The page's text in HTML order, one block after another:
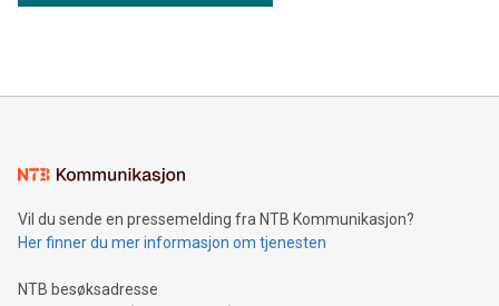
Vil du sende en pressemelding fra NTB Kommunikasjon?
Her finner du mer informasjon om tjenesten
NTB besøksadresse